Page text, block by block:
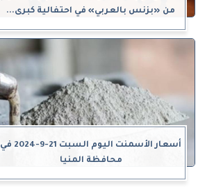
من «بزنس بالعربي» في احتفالية كبرى...
أسعار الأسمنت اليوم السبت 21-9-2024 في
محافظة المنيا